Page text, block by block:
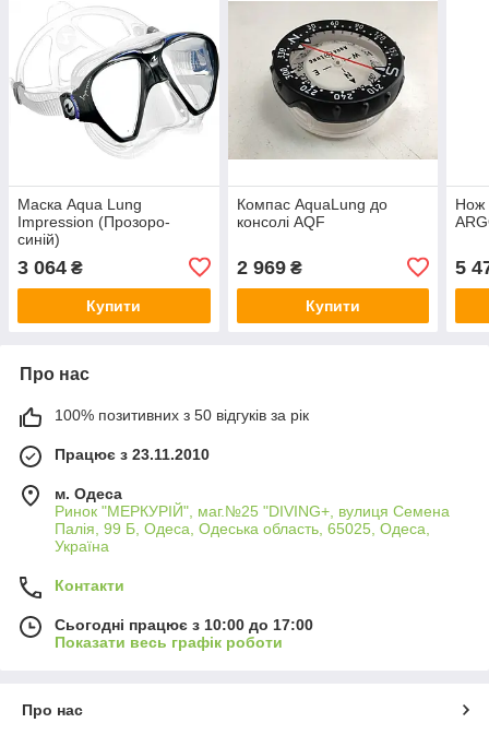
Маска Aqua Lung
Impression (Прозоро-
синій)
3 064 ₴
Купити
Компас AquaLung до
консолі AQF
2 969₴
Купити
Нож
5
Про нас
100% позитивних з 50 відгуків за рік
Працює з 23.11.2010
м. Одеса
Ринок "МЕРКУРІЙ", маг.№25 "DIVING+, вулиця Семена
Палія, 99 Б, Одеса, Одеська область, 65025, Одеса,
Україна
Контакти
Сьогодні працює з 10:00 до 17:00
Показати весь графік роботи
Про нас